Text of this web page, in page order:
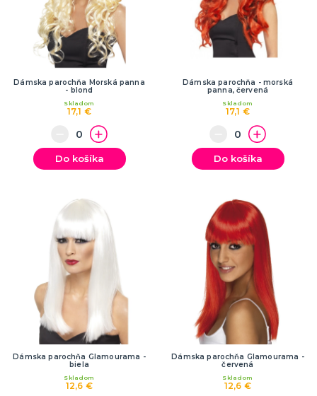
Dámska parochňa Morská panna
- blond
17,1 €
Skladom
Do košíka
Dámska parochňa - morská
panna, červená
17,1 €
Skladom
Do košíka
Dámska parochňa Glamourama -
biela
12,6 €
Skladom
Dámska parochňa Glamourama -
červená
12,6 €
Skladom